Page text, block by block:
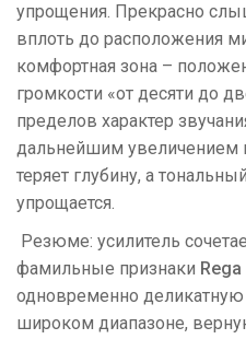
упрощения. Прекрасно
вплоть до расположения
комфортная зона –
громкости «от десяти до
пределов характер
дальнейшим увеличением
теряет глубину, а
упрощается.
Резюме: усилитель
фамильные признаки Rega
одновременно деликатную
широком диапазоне,